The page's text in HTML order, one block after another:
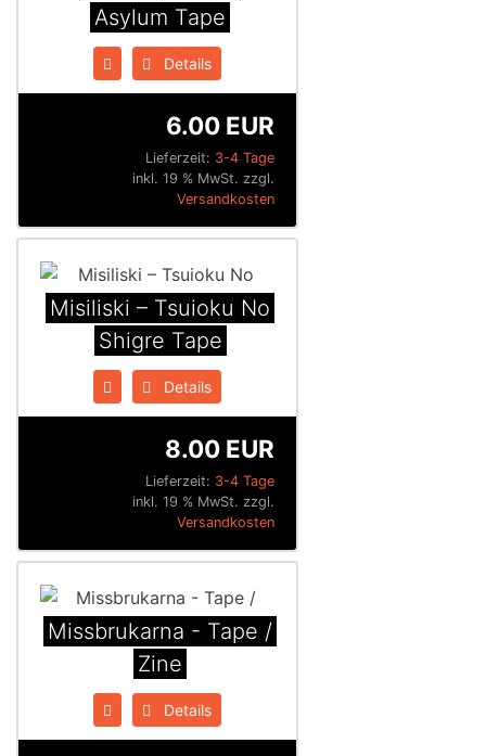
Asylum Tape
Details
Lieferzeit: 3-4 Tage
6.00 EUR
inkl. 19 % MwSt. zzgl.
Versandkosten
Misiliski ‎– Tsuioku No
Shigre Tape
Details
Lieferzeit: 3-4 Tage
8.00 EUR
inkl. 19 % MwSt. zzgl.
Versandkosten
Missbrukarna - Tape /
Zine
Details